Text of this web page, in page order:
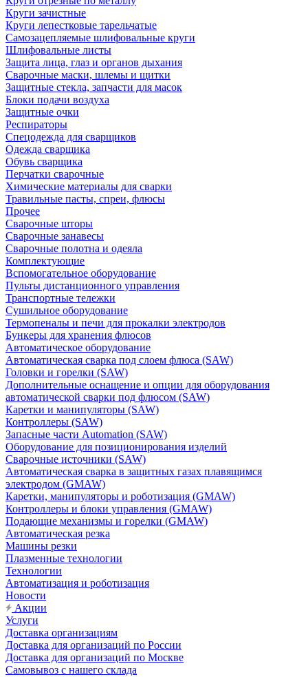
Круги зачистные
Круги лепестковые тарельчатые
Самозацепляемые шлифовальные круги
Шлифовальные листы
Защита лица, глаз и органов дыхания
Сварочные маски, шлемы и щитки
Защитные стекла, запчасти для масок
Блоки подачи воздуха
Защитные очки
Респираторы
Спецодежда для сварщиков
Одежда сварщика
Обувь сварщика
Перчатки сварочные
Химические материалы для сварки
Травильные пасты, спреи, флюсы
Прочее
Сварочные шторы
Сварочные занавесы
Сварочные полотна и одеяла
Комплектующие
Вспомогательное оборудование
Пульты дистанционного управления
Транспортные тележки
Сушильное оборудование
Термопеналы и печи для прокалки электродов
Бункеры для хранения флюсов
Автоматическое оборудование
Автоматическая сварка под слоем флюса (SAW)
Головки и горелки (SAW)
Дополнительные оснащение и опции для оборудования
автоматической сварки под флюсом (SAW)
Каретки и манипуляторы (SAW)
Контроллеры (SAW)
Запасные части Automation (SAW)
Оборудование для позиционирования изделий
Сварочные источники (SAW)
Автоматическая сварка в защитных газах плавящимся
электродом (GMAW)
Каретки, манипуляторы и роботизация (GMAW)
Контроллеры и блоки управления (GMAW)
Подающие механизмы и горелки (GMAW)
Автоматическая резка
Машины резки
Плазменные технологии
Технологии
Автоматизация и роботизация
Новости
Акции
Услуги
Доставка организациям
Доставка для организаций по России
Доставка для организаций по Москве
Самовывоз с нашего склада